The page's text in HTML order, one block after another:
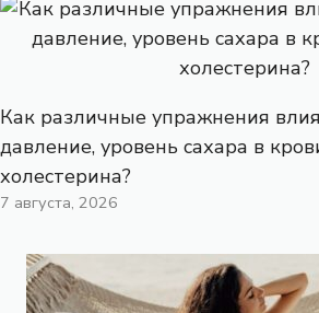
Как различные упражнения
давление, уровень сахара в
холестерина?
7 августа, 2026